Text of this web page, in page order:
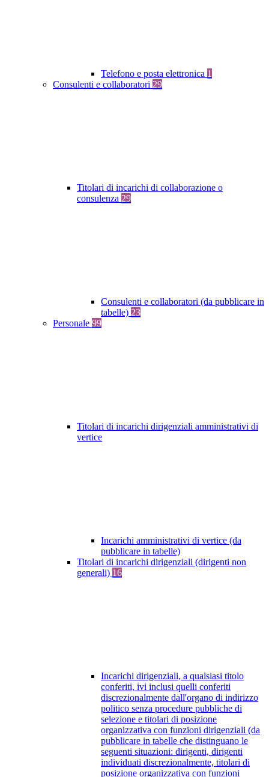
Telefono e posta elettronica 1
Consulenti e collaboratori 29
Titolari di incarichi di collaborazione o
consulenza 29
Consulenti e collaboratori (da pubblicare in
tabelle) 23
Personale 99
Titolari di incarichi dirigenziali amministrativi di
vertice
Incarichi amministrativi di vertice (da
pubblicare in tabelle)
Titolari di incarichi dirigenziali (dirigenti non
generali) 16
Incarichi dirigenziali, a qualsiasi titolo
conferiti, ivi inclusi quelli conferiti
discrezionalmente dall'organo di indirizzo
politico senza procedure pubbliche di
selezione e titolari di posizione
organizzativa con funzioni dirigenziali (da
pubblicare in tabelle che distinguano le
seguenti situazioni: dirigenti, dirigenti
individuati discrezionalmente, titolari di
posizione organizzativa con funzioni